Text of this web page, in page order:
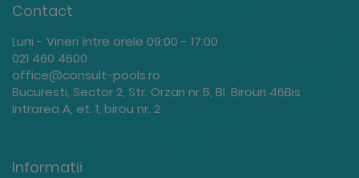
Contact
Luni - Vineri între orele 09:00 - 17:00
021 460 4600
office@consult-pools.ro
Bucuresti, Sector 2, Str. Orzari nr.5, Bl. Birouri 46Bis
Intrarea A, et. 1, birou nr. 2
Informatii